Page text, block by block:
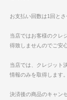
お支払い回数は1回と
当店ではお客様のクレ
得致しませんのでご安
当店では、クレジット
情報のみを取得します。
決済後の商品のキャン